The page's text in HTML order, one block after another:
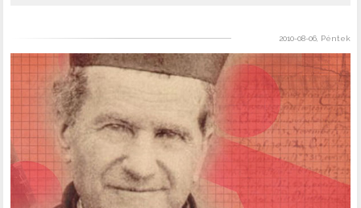
2010-08-06, Péntek